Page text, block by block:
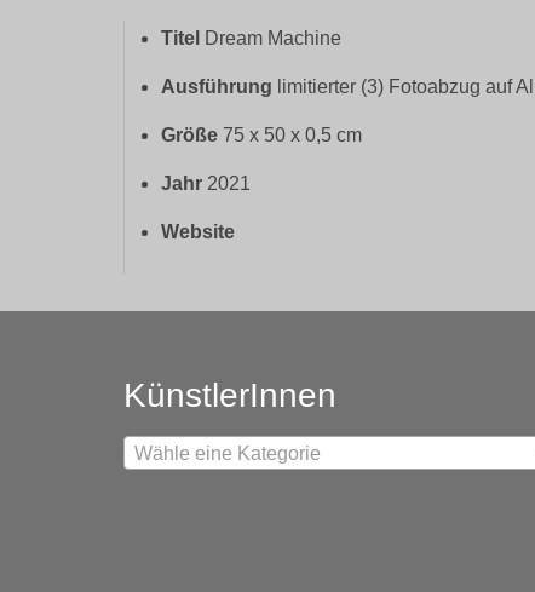
Titel Dream Machine
Ausführung limitierter (3) Fotoabzug auf
Größe 75 x 50 x 0,5 cm
Jahr 2021
Website
KünstlerInnen
Wähle eine Kategorie